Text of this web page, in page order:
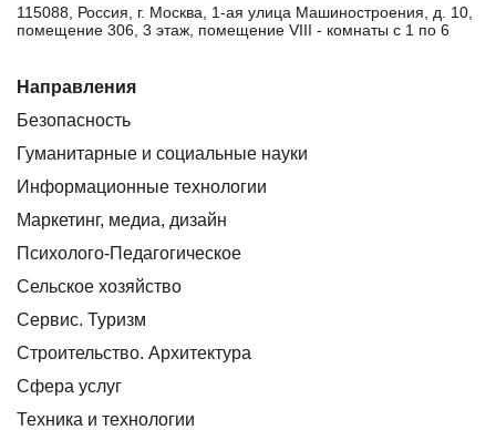
115088, Россия, г. Москва, 1-ая улица Машиностроения, д. 10,
помещение 306, 3 этаж, помещение VIII - комнаты с 1 по 6
Направления
Безопасность
Гуманитарные и социальные науки
Информационные технологии
Маркетинг, медиа, дизайн
Психолого-Педагогическое
Сельское хозяйство
Сервис. Туризм
Строительство. Архитектура
Сфера услуг
Техника и технологии